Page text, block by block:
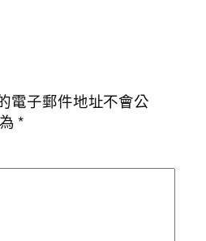
電子郵件地址不會公
*